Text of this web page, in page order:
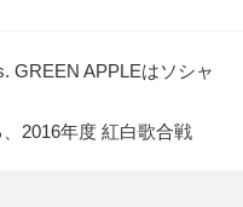
GREEN APPLEはソシャ
2016年度 紅白歌合戦